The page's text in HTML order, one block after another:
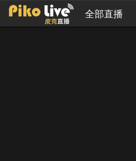
全部直播